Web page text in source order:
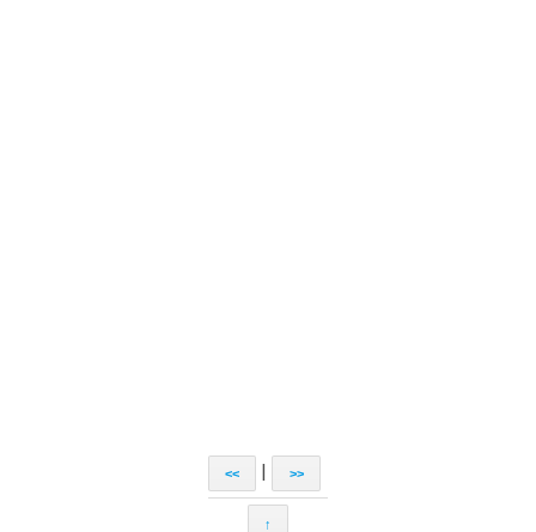
<< >>
↑